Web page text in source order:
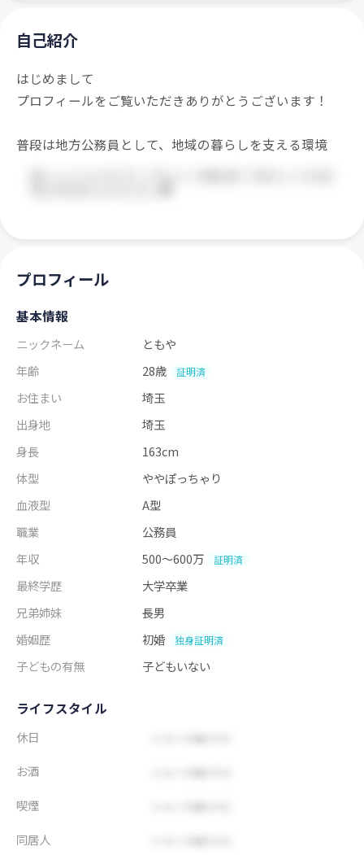
自己紹介
はじめまして
プロフィールをご覧いただきありがとうございます！
普段は地方公務員として、地域の暮らしを支える環境
プロフィール
基本情報
ニックネーム
ともや
年齢
28歳 証明済
お住まい
埼玉
出身地
埼玉
身長
163cm
体型
ややぽっちゃり
血液型
A型
職業
公務員
年収
500～600万 証明済
最終学歴
大学卒業
兄弟姉妹
長男
婚姻歴
初婚 独身証明済
子どもの有無 子どもいない
ライフスタイル
休日
お酒
喫煙
同居人